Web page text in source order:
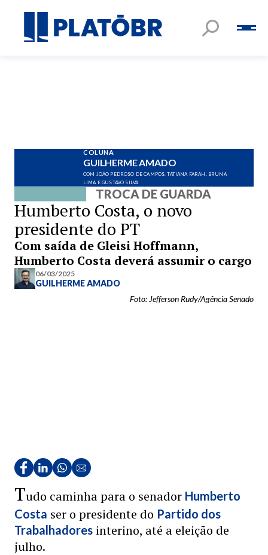
COLUNA
GUILHERME AMADO
COM JOÃO PEDROSO DE CAMPOS, TATIANA FARAH, BRUNA
LIMA E GUSTAVO SILVA
TROCA DE GUARDA
Humberto Costa, o novo
presidente do PT
Com saída de Gleisi Hoffmann,
Humberto Costa deverá assumir o cargo
06/03/2025
GUILHERME AMADO
Foto: Jefferson Rudy/Agência Senado
Tudo caminha para o senador Humberto
Costa ser o presidente do Partido dos
Trabalhadores interino, até a eleição de
julho.